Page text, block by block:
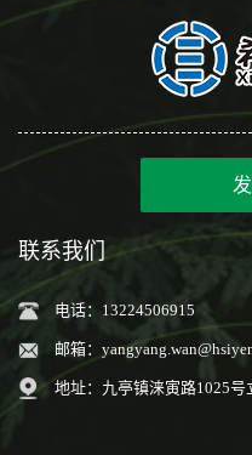
联系我们
电话：13224506915
邮箱：
地址：九亭镇涞寅路1025